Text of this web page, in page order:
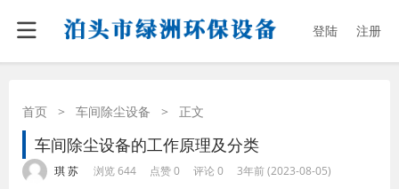
登陆 注册
首页 > 车间除尘设备 > 正文
车间除尘设备的工作原理及分类
琪 苏 浏览 644 点赞 0 评论 0 3年前 (2023-08-05)